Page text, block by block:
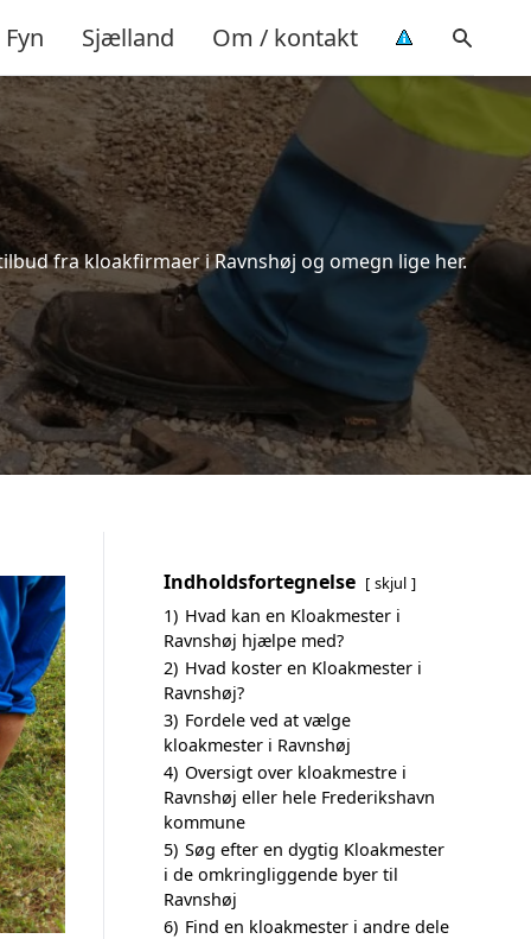
Fyn Sjælland Om / kontakt
fra kloakfirmaer i Ravnshøj og omegn lige her.
Indholdsfortegnelse skjul
1) Hvad kan en Kloakmester i
Ravnshøj hjælpe med?
2) Hvad koster en Kloakmester i
Ravnshøj?
3) Fordele ved at vælge
kloakmester i Ravnshøj
4) Oversigt over kloakmestre i
Ravnshøj eller hele Frederikshavn
kommune
5) Søg efter en dygtig Kloakmester
i de omkringliggende byer til
Ravnshøj
6) Find en kloakmester i andre dele